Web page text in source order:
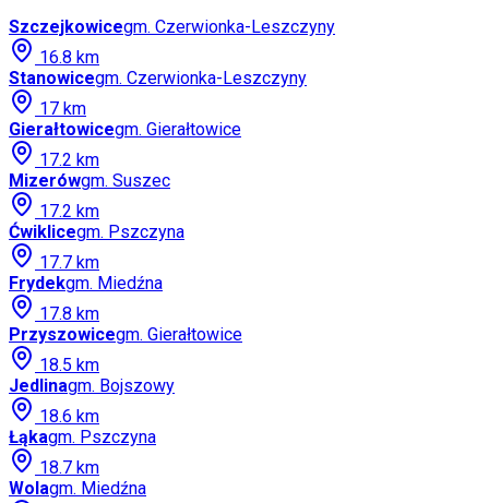
Szczejkowicegm. Czerwionka-Leszczyny
16.8 km
Stanowicegm. Czerwionka-Leszczyny
17 km
Gierałtowicegm. Gierałtowice
17.2 km
Mizerówgm. Suszec
17.2 km
Ćwiklicegm. Pszczyna
17.7 km
Frydekgm. Miedźna
17.8 km
Przyszowicegm. Gierałtowice
18.5 km
Jedlinagm. Bojszowy
18.6 km
Łąkagm. Pszczyna
18.7 km
Wolagm. Miedźna